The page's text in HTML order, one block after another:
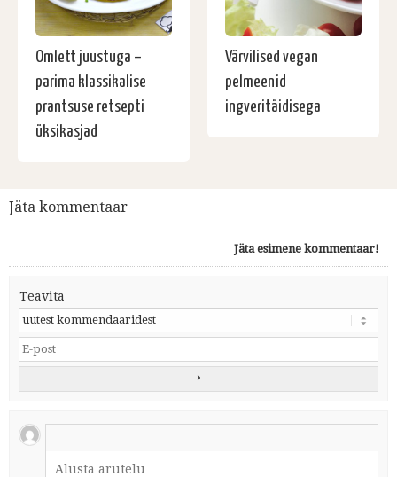
Omlett juustuga –
parima klassikalise
prantsuse retsepti
üksikasjad
Värvilised vegan
pelmeenid
ingveritäidisega
Jäta kommentaar
Jäta esimene kommentaar!
Teavita